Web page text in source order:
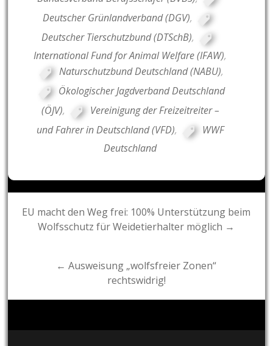
Deutscher Grünlandverband (DGV),
Deutscher Tierschutzbund (DTSchB),
International Fund for Animal Welfare (IFAW),
Naturschutzbund Deutschland (NABU),
Ökologischer Jagdverband Deutschland
(ÖJV),
Vereinigung der Freizeitreiter –
und Fahrer in Deutschland (VFD),
WWF
Deutschland
Post
navigation
EU macht den Weg frei: 100% Unterstützung beim
Wolfsschutz für Weidetierhalter möglich →
← Ausweisung „wolfsfreier Zonen“
rechtswidrig!